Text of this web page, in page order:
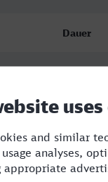
Dauer
7:32